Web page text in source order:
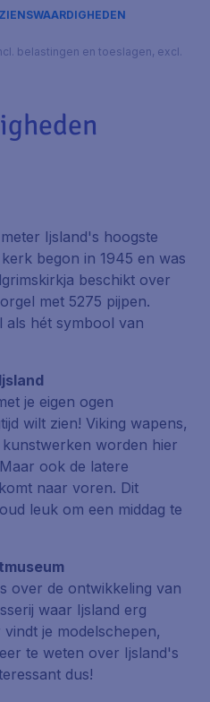
belastingen en toeslagen, excl.
Ijsland's hoogste
begon in 1945 en was
beschikt over
met 5275 pijpen.
hét symbool van
je eigen ogen
wilt zien! Viking wapens,
worden hier
ook de latere
naar voren. Dit
leuk om een middag te
over de ontwikkeling van
waar Ijsland erg
je modelschepen,
te weten over Ijsland's
dus!